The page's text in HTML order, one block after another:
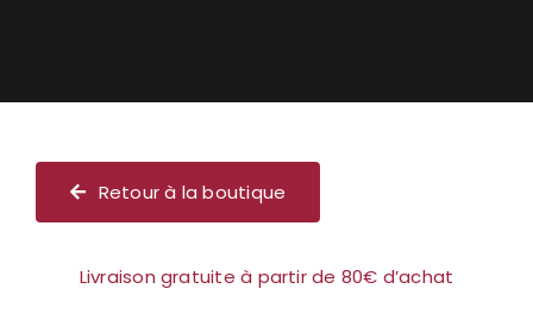
Retour à la boutique
Livraison gratuite à partir de 80€ d’achat